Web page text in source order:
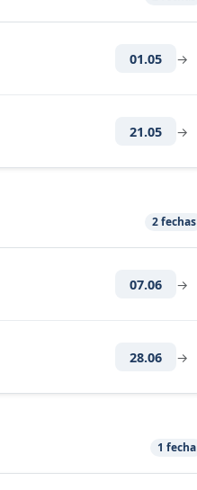
01.05 →
21.05 →
2 fechas
07.06 →
28.06 →
1 fecha